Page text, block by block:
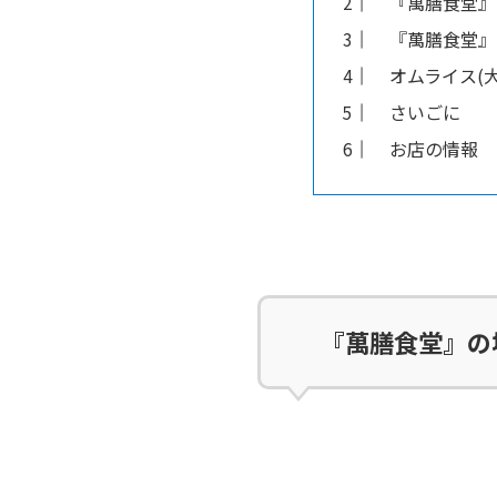
『萬膳食堂
オムライス(
さいごに
お店の情報
『萬膳食堂』